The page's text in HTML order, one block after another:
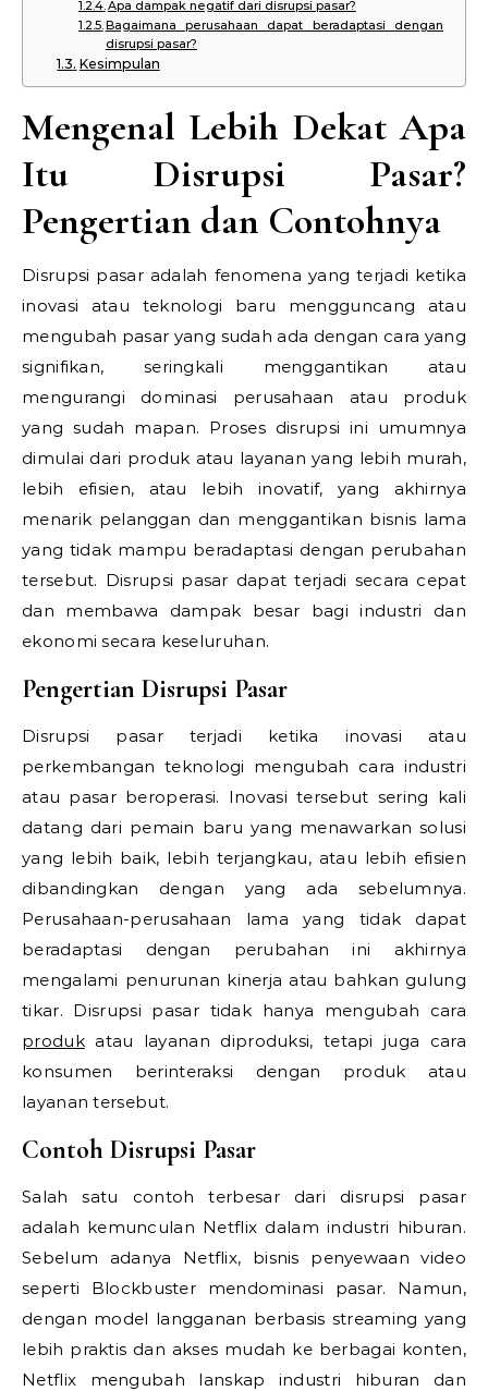
Apa dampak negatif dari disrupsi pasar?
Bagaimana perusahaan dapat beradaptasi dengan
disrupsi pasar?
Kesimpulan
Mengenal Lebih Dekat Apa
Itu Disrupsi Pasar?
Pengertian dan Contohnya
Disrupsi pasar adalah fenomena yang terjadi ketika
inovasi atau teknologi baru mengguncang atau
mengubah pasar yang sudah ada dengan cara yang
signifikan, seringkali menggantikan atau
mengurangi dominasi perusahaan atau produk
yang sudah mapan. Proses disrupsi ini umumnya
dimulai dari produk atau layanan yang lebih murah,
lebih efisien, atau lebih inovatif, yang akhirnya
menarik pelanggan dan menggantikan bisnis lama
yang tidak mampu beradaptasi dengan perubahan
tersebut. Disrupsi pasar dapat terjadi secara cepat
dan membawa dampak besar bagi industri dan
ekonomi secara keseluruhan.
Pengertian Disrupsi Pasar
Disrupsi pasar terjadi ketika inovasi atau
perkembangan teknologi mengubah cara industri
atau pasar beroperasi. Inovasi tersebut sering kali
datang dari pemain baru yang menawarkan solusi
yang lebih baik, lebih terjangkau, atau lebih efisien
dibandingkan dengan yang ada sebelumnya.
Perusahaan-perusahaan lama yang tidak dapat
beradaptasi dengan perubahan ini akhirnya
mengalami penurunan kinerja atau bahkan gulung
tikar. Disrupsi pasar tidak hanya mengubah cara
produkatau layanan diproduksi, tetapi juga cara
konsumen berinteraksi dengan produk atau
layanan tersebut.
Contoh Disrupsi Pasar
Salah satu contoh terbesar dari disrupsi pasar
adalah kemunculan Netflix dalam industri hiburan.
Sebelum adanya Netflix, bisnis penyewaan video
seperti Blockbuster mendominasi pasar. Namun,
dengan model langganan berbasis streaming yang
lebih praktis dan akses mudah ke berbagai konten,
Netflix mengubah lanskap industri hiburan dan